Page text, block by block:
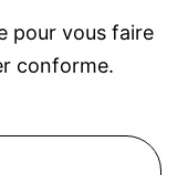
pour vous faire
conforme.